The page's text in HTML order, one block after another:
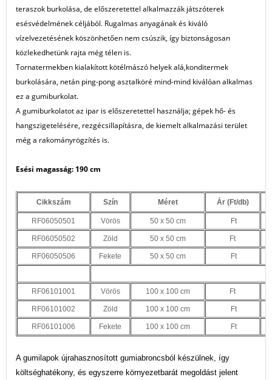
teraszok burkolása, de előszeretettel alkalmazzák játszóterek
esésvédelmének céljából. Rugalmas anyagának és kiváló
vízelvezetésének köszönhetően nem csúszik, így biztonságosan
közlekedhetünk rajta még télen is.
Tornatermekben kialakított kötélmászó helyek alá,konditermek
burkolására, netán ping-pong asztalköré mind-mind kiválóan alkalmas
ez a gumiburkolat.
A gumiburkolatot az ipar is előszeretettel használja; gépek hő- és
hangszigetelésére, rezgécsillapításra, de kiemelt alkalmazási terület
még a rakományrögzítés is.
Esési magasság: 190 cm
Cikkszám Szín Méret Ár (Ft/db)
RF06050501 Vörös 50 x 50 cm Ft
RF06050502 Zöld 50 x 50 cm Ft
RF06050506 Fekete 50 x 50 cm Ft
RF06101001 Vörös 100 x 100 cm Ft
RF06101002 Zöld 100 x 100 cm Ft
RF06101006 Fekete 100 x 100 cm Ft
A gumilapok újrahasznosított gumiabroncsból készülnek, így
költséghatékony, és egyszerre környezetbarát megoldást jelent